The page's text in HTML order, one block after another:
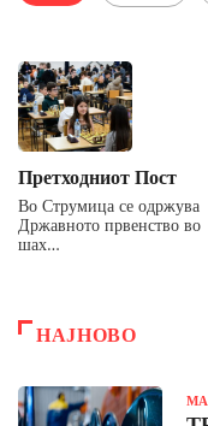
Претходниот Пост
Во Струмица се одржува
Државното првенство во
шах…
НАЈНОВО